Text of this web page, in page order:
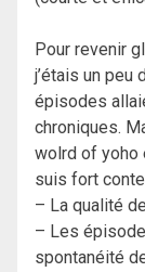
Pour revenir
j’étais un peu
épisodes
chroniques.
wolrd of yoho
suis fort
– La qualité
– Les
spontanéité